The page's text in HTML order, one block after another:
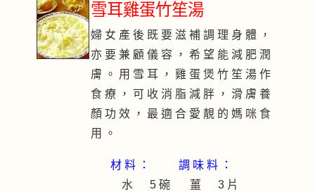
雪耳雞蛋竹笙湯
婦 女 產 後 既 要 滋 補 調 理 身 體 ，
亦 要 兼 顧 儀 容 ， 希 望 能 減 肥 潤
膚 。 用 雪 耳 ， 雞 蛋 煲 竹 笙 湯 作
食 療 ， 可 收 消 脂 減 胖 ， 滑 膚 養
顏 功 效 ， 最 適 合 愛 靚 的 媽 咪 食
用 。
材 料 ：
水 5 碗
調 味 料 ：
薑 3 片